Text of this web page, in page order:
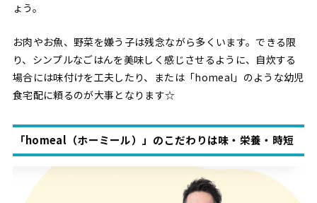
ょう。
お肉やお魚、野菜を嫌う子は残念ながら多くいます。できる限
り、シンプルなごはんを美味しく感じさせるように、自炊する
場合には味付けを工夫したり、または「homeal」のような幼児
食宅配に頼るのが大事となります☆
「homeal（ホーミール）」のこだわりは味・栄養・時短